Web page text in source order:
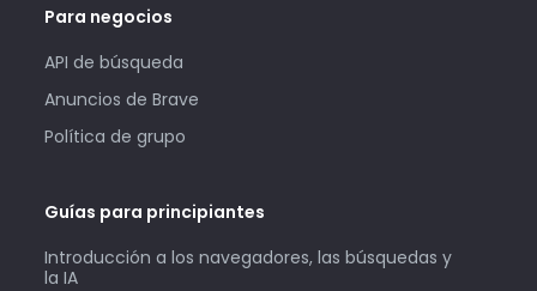
Para negocios
API de búsqueda
Anuncios de Brave
Política de grupo
Guías para principiantes
Introducción a los navegadores, las búsquedas y
la IA